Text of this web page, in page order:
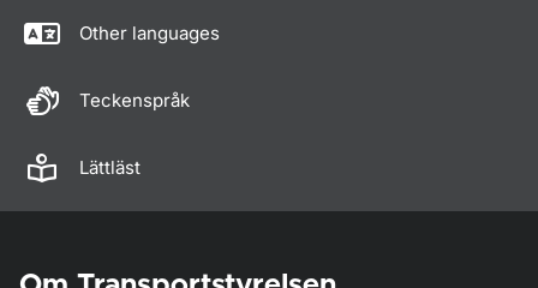
Other languages
Teckenspråk
Lättläst